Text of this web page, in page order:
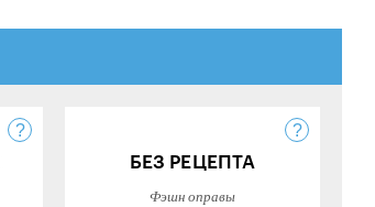
БЕЗ РЕЦЕПТА
Фэшн оправы